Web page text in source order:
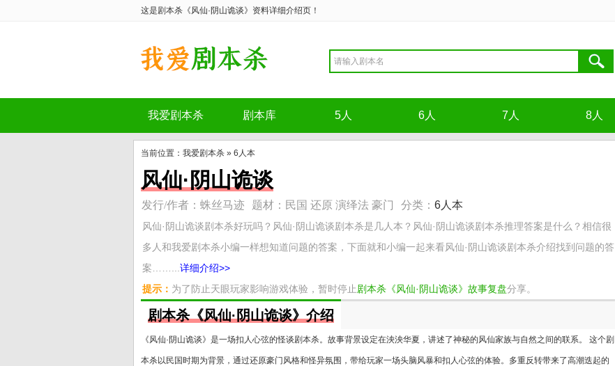
这是剧本杀《风仙·阴山诡谈》资料详细介绍页！
我爱剧本杀 剧本库 5人 6人 7人 8人
当前位置： 我爱剧本杀 » 6人本
风仙·阴山诡谈
发行/作者：蛛丝马迹 题材：民国 还原 演绎法 豪门 分类： 6人本
风仙·阴山诡谈剧本杀好玩吗？风仙·阴山诡谈剧本杀是几人本？风仙·阴山诡谈剧本杀推理答案是什么？相信很
多人和我爱剧本杀小编一样想知道问题的答案，下面就和小编一起来看风仙·阴山诡谈剧本杀介绍找到问题的答
案……... 详细介绍>>
提示： 为了防止天眼玩家影响游戏体验，暂时停止剧本杀《风仙·阴山诡谈》故事复盘分享。
剧本杀《风仙·阴山诡谈》介绍
《风仙·阴山诡谈》是一场扣人心弦的怪谈剧本杀。故事背景设定在泱泱华夏，讲述了神秘的风仙家族与自然之间的联系。 这个剧
本杀以民国时期为背景，通过还原豪门风格和怪异氛围，带给玩家一场头脑风暴和扣人心弦的体验。多重反转带来了高潮迭起的